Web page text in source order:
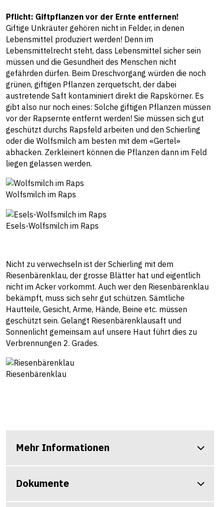
Pflicht: Giftpflanzen vor der Ernte entfernen!
Giftige Unkräuter gehören nicht in Felder, in denen
Lebensmittel produziert werden! Denn im
Lebensmittelrecht steht, dass Lebensmittel sicher sein
müssen und die Gesundheit des Menschen nicht
gefährden dürfen. Beim Dreschvorgang würden die noch
grünen, giftigen Pflanzen zerquetscht, der dabei
austretende Saft kontaminiert direkt die Rapskörner. Es
gibt also nur noch eines: Solche giftigen Pflanzen müssen
vor der Rapsernte entfernt werden! Sie müssen sich gut
geschützt durchs Rapsfeld arbeiten und den Schierling
oder die Wolfsmilch am besten mit dem «Gertel»
abhacken. Zerkleinert können die Pflanzen dann im Feld
liegen gelassen werden.
Wolfsmilch im Raps
Esels-Wolfsmilch im Raps
Nicht zu verwechseln ist der Schierling mit dem
Riesenbärenklau, der grosse Blätter hat und eigentlich
nicht im Acker vorkommt. Auch wer den Riesenbärenklau
bekämpft, muss sich sehr gut schützen. Sämtliche
Hautteile, Gesicht, Arme, Hände, Beine etc. müssen
geschützt sein. Gelangt Riesenbärenklausaft und
Sonnenlicht gemeinsam auf unsere Haut führt dies zu
Verbrennungen 2. Grades.
Riesenbärenklau
Mehr Informationen
Dokumente